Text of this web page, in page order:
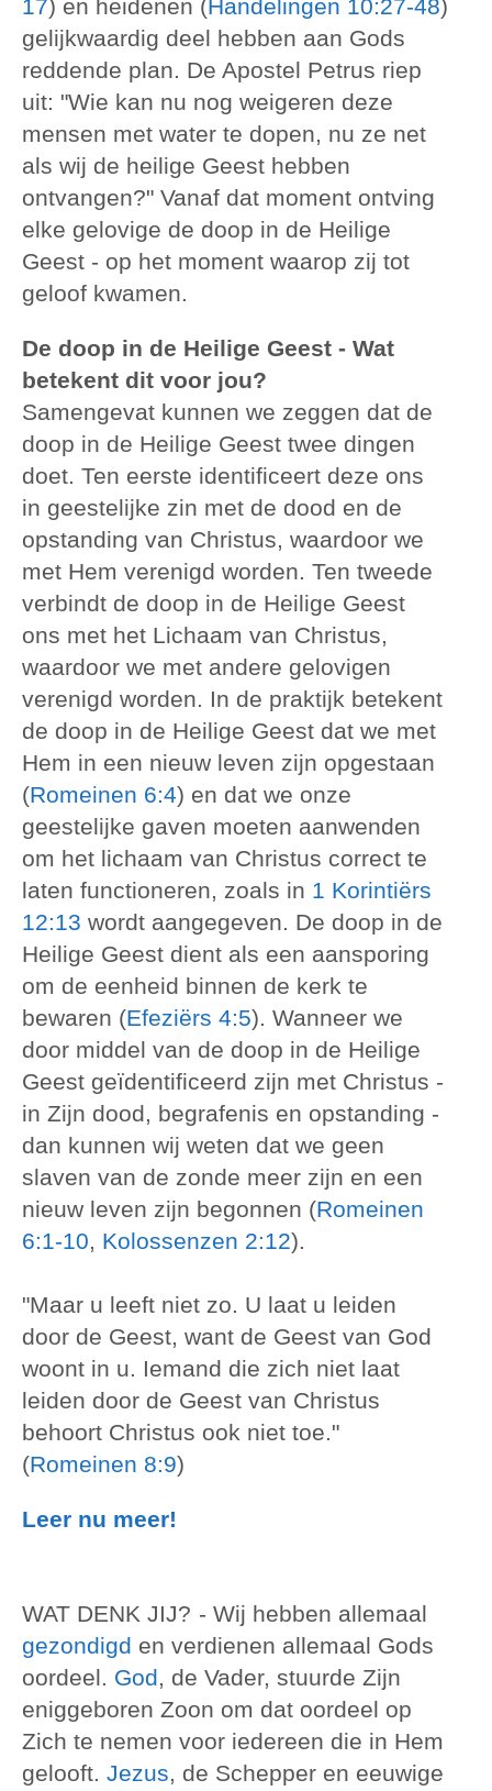
17) en heidenen ( Handelingen 10:27-48)
gelijkwaardig deel hebben aan Gods
reddende plan. De Apostel Petrus riep
uit: "Wie kan nu nog weigeren deze
mensen met water te dopen, nu ze net
als wij de heilige Geest hebben
ontvangen?" Vanaf dat moment ontving
elke gelovige de doop in de Heilige
Geest - op het moment waarop zij tot
geloof kwamen.
De doop in de Heilige Geest - Wat
betekent dit voor jou?
Samengevat kunnen we zeggen dat de
doop in de Heilige Geest twee dingen
doet. Ten eerste identificeert deze ons
in geestelijke zin met de dood en de
opstanding van Christus, waardoor we
met Hem verenigd worden. Ten tweede
verbindt de doop in de Heilige Geest
ons met het Lichaam van Christus,
waardoor we met andere gelovigen
verenigd worden. In de praktijk betekent
de doop in de Heilige Geest dat we met
Hem in een nieuw leven zijn opgestaan
(Romeinen 6:4) en dat we onze
geestelijke gaven moeten aanwenden
om het lichaam van Christus correct te
laten functioneren, zoals in 1 Korintiërs
12:13 wordt aangegeven. De doop in de
Heilige Geest dient als een aansporing
om de eenheid binnen de kerk te
bewaren (Efeziërs 4:5). Wanneer we
door middel van de doop in de Heilige
Geest geïdentificeerd zijn met Christus -
in Zijn dood, begrafenis en opstanding -
dan kunnen wij weten dat we geen
slaven van de zonde meer zijn en een
nieuw leven zijn begonnen (Romeinen
6:1-10, Kolossenzen 2:12).
"Maar u leeft niet zo. U laat u leiden
door de Geest, want de Geest van God
woont in u. Iemand die zich niet laat
leiden door de Geest van Christus
behoort Christus ook niet toe."
(Romeinen 8:9)
Leer nu meer!
WAT DENK JIJ? - Wij hebben allemaal
gezondigd en verdienen allemaal Gods
oordeel. God, de Vader, stuurde Zijn
eniggeboren Zoon om dat oordeel op
Zich te nemen voor iedereen die in Hem
gelooft. Jezus, de Schepper en eeuwige